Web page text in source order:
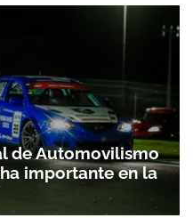
ACEPTAR
de Automovilismo
importante en la